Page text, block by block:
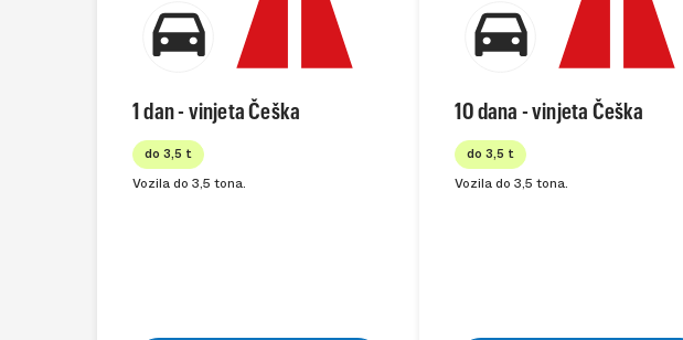
1 dan - vinjeta Češka
do 3,5 t
Vozila do 3,5 tona.
10 dana - vinjeta Češka
do 3,5 t
Vozila do 3,5 tona.